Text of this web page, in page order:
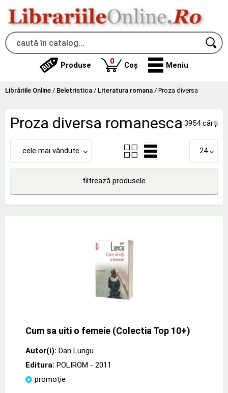
Produse 0produse
Coș Meniu
Librăriile Online / Beletristica / Literatura romana / Proza diversa
Proza diversa romanesca 3954 cărți
cele mai vândute 24
filtrează produsele
Cum sa uiti o femeie (Colectia Top 10+)
Autor(i): Dan Lungu
Editura: POLIROM - 2011
promoție